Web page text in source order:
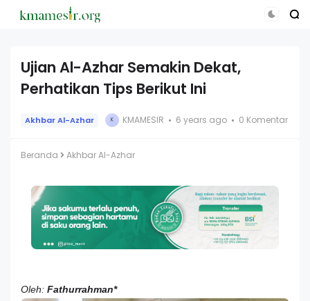
Ujian Al-Azhar Semakin Dekat,
Perhatikan Tips Berikut Ini
Akhbar Al-Azhar K KMAMESIR 6 years ago 0 Komentar
Beranda Akhbar Al-Azhar
Oleh: Fathurrahman*